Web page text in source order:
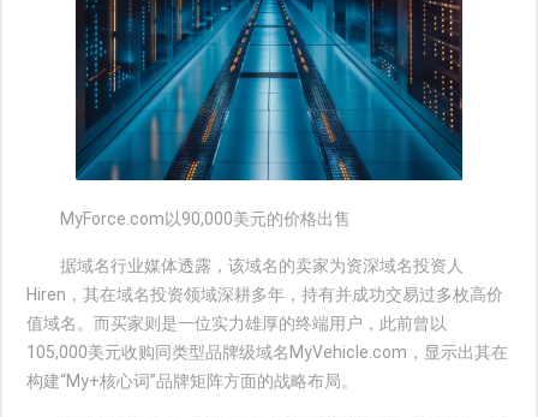
MyForce.com以90,000美元的价格出售
据域名行业媒体透露，该域名的卖家为资深域名投资人
Hiren，其在域名投资领域深耕多年，持有并成功交易过多枚高价
值域名。而买家则是一位实力雄厚的终端用户，此前曾以
105,000美元收购同类型品牌级域名MyVehicle.com，显示出其在
构建“My+核心词”品牌矩阵方面的战略布局。